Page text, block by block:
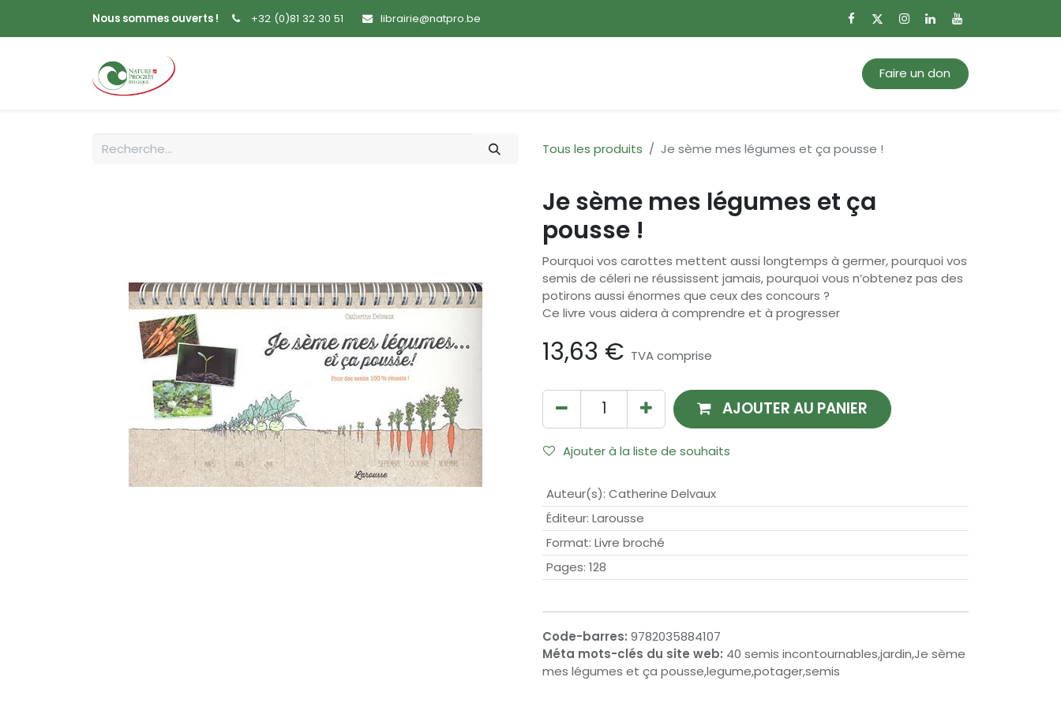
Nous sommes ouverts ! +32 (0)81 32 30 51 librairie@natpro.be
Faire un don
Tous les produits Je sème mes légumes et ça pousse !
Je sème mes légumes et ça
pousse !
Pourquoi vos carottes mettent aussi longtemps à germer, pourquoi vos
semis de céleri ne réussissent jamais, pourquoi vous n’obtenez pas des
potirons aussi énormes que ceux des concours ?
Ce livre vous aidera à comprendre et à progresser
13,63 € TVA comprise
AJOUTER AU PANIER
Ajouter à la liste de souhaits
Auteur(s): Catherine Delvaux
Éditeur: Larousse
Format: Livre broché
Pages: 128
Code-barres: 9782035884107
Méta mots-clés du site web: 40 semis incontournables,jardin,Je sème
mes légumes et ça pousse,legume,potager,semis